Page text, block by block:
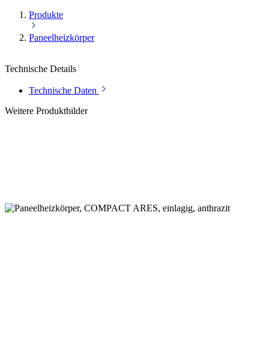
Produkte
Paneelheizkörper
Technische Details
Technische Daten
Weitere Produktbilder